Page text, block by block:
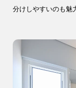
分けしやすいのも魅
事業用